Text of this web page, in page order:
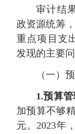
审计结
政资源统筹
重点项目支
发现的主要问
（一）
1.预算
加预算不够
元。2023年